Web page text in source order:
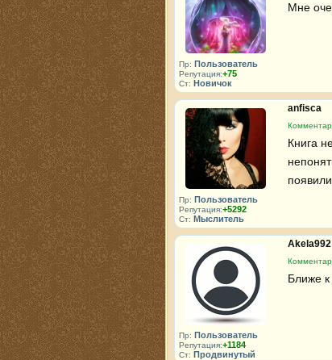
Пр: Пользователь
Репутация:+75
Ст: Новичок
Мне
Пр: Пользователь
Репутация:+5292
Ст: Мыслитель
anfisca
Книга
Пр: Пользователь
Репутация:+1184
Ст: Продвинутый
Akela992
Ближе